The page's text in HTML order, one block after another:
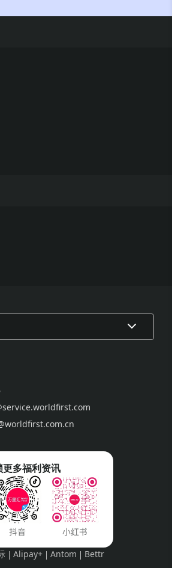
最终的和具有约束力的。
的有效期后失效，任何未使用的免费额
所有优惠券不能与其他折扣或促销同时
产品，服务和营销折扣的通知。
活动抽奖券的过程中，如出现违规行
的奖品使用资格，并有权采取撤销违
责任。如您在约定期限内未提交所需
，万里汇有权随时更改或调整活动条
对任何客户均不承担任何责任。相关
参加本次活动可能产生的全部费用 (不
得的奖励)。
牌名称均为其各自所有者的财产。
Services Pte. Ltd.提供，更多相
件（T&Cs）
件应受新加坡法律管辖并根据新加坡法
或与本活动有关的任何争议应提交给
在新加坡进行仲裁，并依照当前
任何疑问，请致电4009766666通过万
与我们联系。(周一 - 周日，8:00 - 23:0
多福利资讯
Alipay+ Antom Bettr